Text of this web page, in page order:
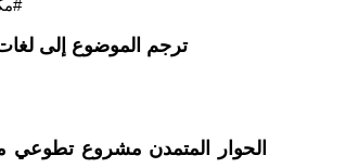
ترجم الموضوع إلى
الحوار المتمدن مشروع تطوعي